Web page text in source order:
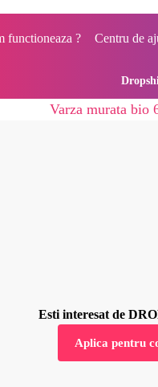
functioneaza ? Centru de
Esti interesat de
Aplica pentru